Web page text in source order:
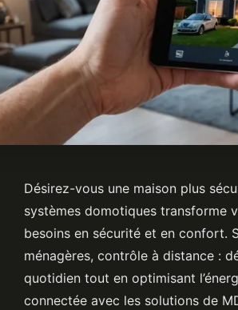
Désirez-vous une maison plus
systèmes domotiques transforme
besoins en sécurité et en confort.
ménagères, contrôle à distance :
quotidien tout en optimisant
connectée avec les solutions de